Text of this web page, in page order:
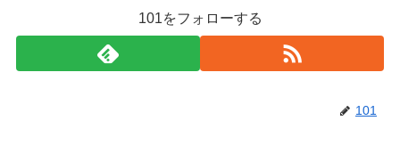
101をフォローする
101